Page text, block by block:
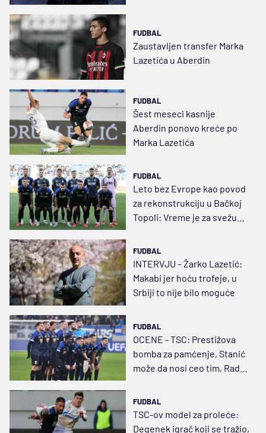
FUDBAL
Zaustavljen transfer Marka
Lazetića u Aberdin
FUDBAL
Šest meseci kasnije
Aberdin ponovo kreće po
Marka Lazetića
FUDBAL
Leto bez Evrope kao povod
za rekonstrukciju u Bačkoj
Topoli: Vreme je za svežu
FUDBAL
INTERVJU – Žarko Lazetić:
Makabi jer hoću trofeje, u
Srbiji to nije bilo moguće
FUDBAL
OCENE - TSC: Prestižova
bomba za pamćenje, Stanić
može da nosi ceo tim, Radin
FUDBAL
TSC-ov model za proleće:
Degenek igrač koji se tražio,